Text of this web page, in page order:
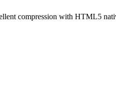
compression with HTML5